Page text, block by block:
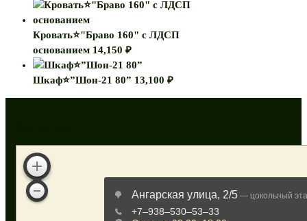
Кровать⭐"Браво 160" с ЛДСП
основанием 14,150 ₽
Шкаф⭐”Шон-21 80” 13,100 ₽